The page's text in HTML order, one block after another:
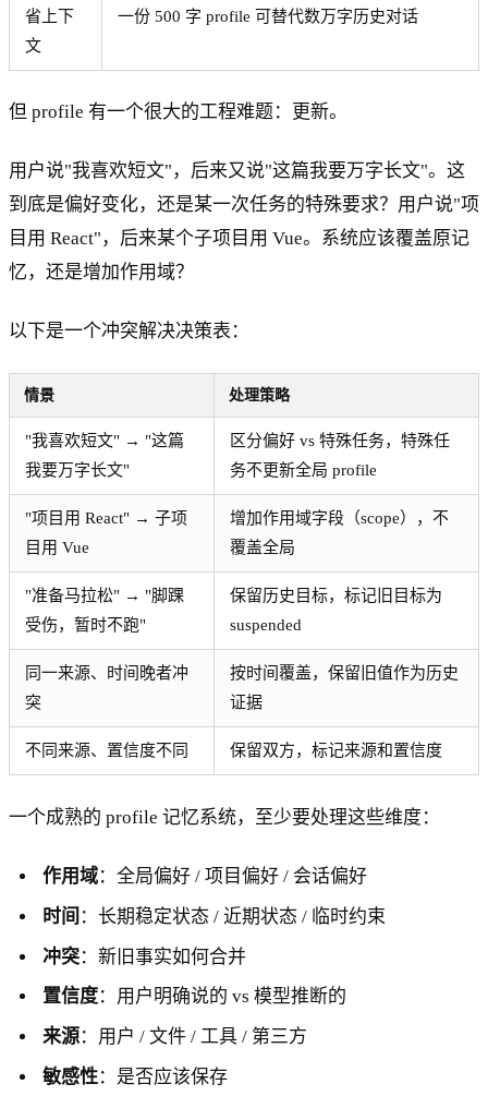
省上下
文
一份 500 字 profile 可替代数万字历史对话
但 profile 有一个很大的工程难题：更新。
用户说"我喜欢短文"，后来又说"这篇我要万字长文"。这
到底是偏好变化，还是某一次任务的特殊要求？用户说"项
目用 React"，后来某个子项目用 Vue。系统应该覆盖原记
忆，还是增加作用域？
以下是一个冲突解决决策表：
情景 处理策略
"我喜欢短文" → "这篇
我要万字长文"
区分偏好 vs 特殊任务，特殊任
务不更新全局 profile
"项目用 React" → 子项
目用 Vue
增加作用域字段（scope），不
覆盖全局
"准备马拉松" → "脚踝
受伤，暂时不跑"
保留历史目标，标记旧目标为
suspended
同一来源、时间晚者冲
突
按时间覆盖，保留旧值作为历史
证据
不同来源、置信度不同 保留双方，标记来源和置信度
一个成熟的 profile 记忆系统，至少要处理这些维度：
作用域：全局偏好 / 项目偏好 / 会话偏好
时间 ：长期稳定状态 / 近期状态 / 临时约束
冲突：新旧事实如何合并
置信度：用户明确说的 vs 模型推断的
来源：用户 / 文件 / 工具 / 第三方
敏感性：是否应该保存